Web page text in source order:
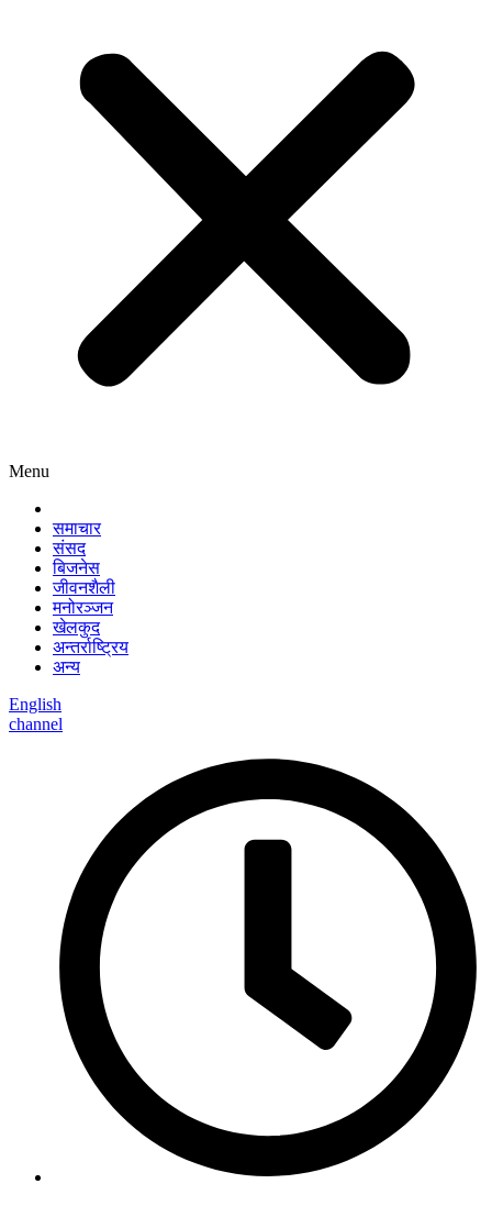
Menu
समाचार
संसद
बिजनेस
जीवनशैली
मनोरञ्जन
खेलकुद
अन्तर्राष्ट्रिय
अन्य
English
channel